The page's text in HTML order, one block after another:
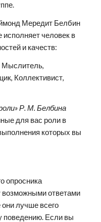
Мередит Белбин
человек в
и качеств:
Мыслитель,
Коллективист,
для вас роли в
которых вы
опросника
ответами
они лучше всего
поведению. Если вы